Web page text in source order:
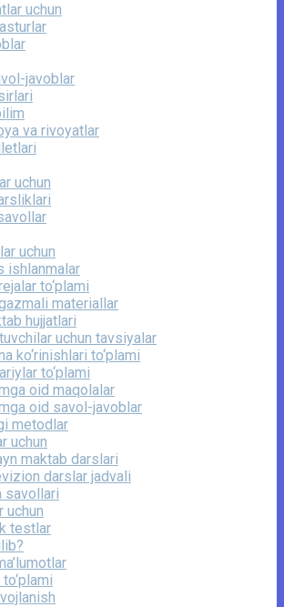
uchun
javoblar
va rivoyatlar
uchun
uchun
ishlanmalar
to‘plami
materiallar
hujjatlari
uchun tavsiyalar
ko‘rinishlari to‘plami
to‘plami
oid maqolalar
oid savol-javoblar
metodlar
uchun
maktab darslari
darslar jadvali
savollari
uchun
testlar